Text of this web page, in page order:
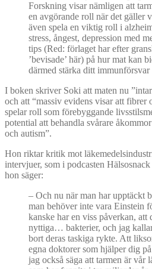
Forskning visar nämligen att
en avgörande roll när det gäller
även spela en viktig roll i
stress, ångest, depression med
tips (Red: förlaget har efter
’bevisade’ här) på hur mat kan
därmed stärka ditt
I boken skriver Soki att maten nu
och att “massiv evidens visar att fibrer
spelar roll som förebyggande
potential att behandla svårare
och autism”.
Hon riktar kritik mot
intervjuer, som i podcasten
hon säger:
– Och nu när man har upptäckt
man behöver inte vara Einstein
kanske har en viss påverkan, att
nyttiga… bakterier, och jag
bort deras taskiga rykte. Att
egna doktorer som hjälper dig
jag också säga att tarmen är vår